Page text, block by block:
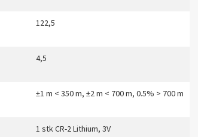
122,5
4,5
±1 m < 350 m, ±2 m < 700 m, 0.5% > 700 m
1 stk CR-2 Lithium, 3V